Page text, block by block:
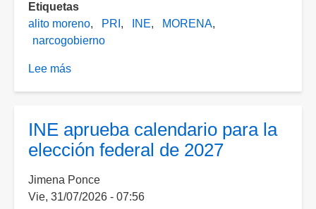
Etiquetas
alito moreno
PRI INE
MORENA
narcogobierno
Lee más
al
INE
prohibición
de
INE aprueba calendario para la
elección federal de 2027
Jimena Ponce
Vie, 31/07/2026 - 07:56